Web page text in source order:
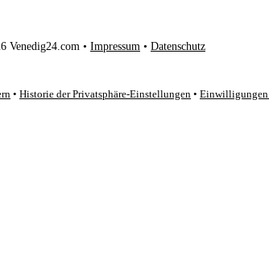
Venedig24.com • Impressum • Datenschutz
• Historie der Privatsphäre-Einstellungen • Einwilligungen